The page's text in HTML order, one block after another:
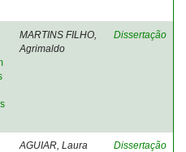
MARTINS FILHO,
Agrimaldo
Dissertação
AGUIAR, Laura
Dissertação